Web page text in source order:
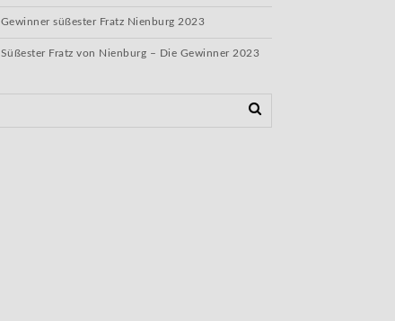
Gewinner süßester Fratz Nienburg 2023
Süßester Fratz von Nienburg – Die Gewinner 2023